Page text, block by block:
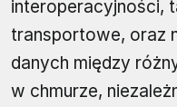
interoperacyjności,
transportowe, oraz
danych między
w chmurze,